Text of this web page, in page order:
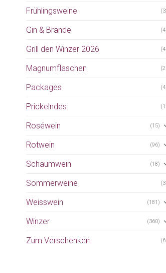
Frühlingsweine
Gin & Brände
Grill den Winzer 2026
Magnumflaschen
Packages
Prickelndes
Roséwein (15)
Rotwein (96)
Schaumwein (18)
Sommerweine
Weisswein (181)
Winzer (360)
Zum Verschenken